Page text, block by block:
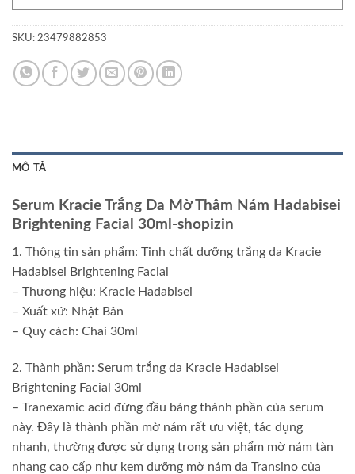
SKU: 23479882853
MÔ TẢ
Serum Kracie Trắng Da Mờ Thâm Nám Hadabisei
Brightening Facial 30ml-shopizin
1. Thông tin sản phẩm: Tinh chất dưỡng trắng da Kracie
Hadabisei Brightening Facial
– Thương hiệu: Kracie Hadabisei
– Xuất xứ: Nhật Bản
– Quy cách: Chai 30ml
2. Thành phần: Serum trắng da Kracie Hadabisei
Brightening Facial 30ml
– Tranexamic acid đứng đầu bảng thành phần của serum
này. Đây là thành phần mờ nám rất ưu việt, tác dụng
nhanh, thường được sử dụng trong sản phẩm mờ nám tàn
nhang cao cấp như kem dưỡng mờ nám da Transino của